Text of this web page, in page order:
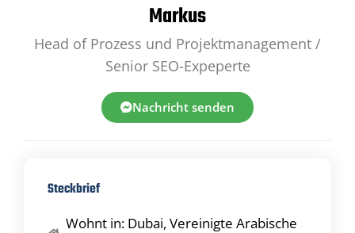
Markus
Head of Prozess und Projektmanagement /
Senior SEO-Expeperte
Nachricht senden
Steckbrief
Wohnt in: Dubai, Vereinigte Arabische